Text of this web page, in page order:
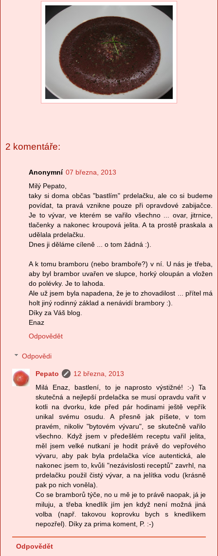
2 komentáře:
Anonymní 07 března, 2013
Milý Pepato,
taky si doma občas "bastlím" prdelačku, ale co si budeme
povídat, ta pravá vznikne pouze při opravdové zabijačce.
Je to vývar, ve kterém se vařilo všechno ... ovar, jitrnice,
tlačenky a nakonec kroupová jelita. A ta prostě praskala a
udělala prdelačku.
Dnes ji děláme cíleně ... o tom žádná :).
A k tomu bramboru (nebo bramboře?) v ní. U nás je třeba,
aby byl brambor uvařen ve slupce, horký oloupán a vložen
do polévky. Je to lahoda.
Ale už jsem byla napadena, že je to zhovadilost ... přítel má
holt jiný rodinný základ a nenávidí brambory :).
Díky za Váš blog.
Enaz
Odpovědět
Odpovědi
Pepato
12 března, 2013
Milá Enaz, bastlení, to je naprosto výstižné! :-) Ta
skutečná a nejlepší prdelačka se musí opravdu vařit v
kotli na dvorku, kde před pár hodinami ještě vepřík
unikal svému osudu. A přesně jak píšete, v tom
pravém, nikoliv "bytovém vývaru", se skutečně vařilo
všechno. Když jsem v předešlém receptu vařil jelita,
měl jsem velké nutkaní je hodit právě do vepřového
vývaru, aby pak byla prdelačka více autentická, ale
nakonec jsem to, kvůli "nezávislosti receptů" zavrhl, na
prdelačku použil čistý vývar, a na jelítka vodu (krásně
pak po nich voněla).
Co se bramborů týče, no u mě je to právě naopak, já je
miluju, a třeba knedlík jím jen když není možná jiná
volba (např. takovou koprovku bych s knedlíkem
nepozřel). Díky za prima koment, P. :-)
Odpovědět